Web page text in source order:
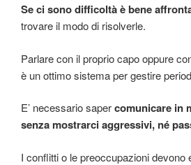
Se ci sono difficoltà è bene
trovare il modo di risolverle.
Parlare con il proprio capo oppure
è un ottimo sistema per gestire
E’ necessario sapercomunicare in
senza mostrarci aggressivi, né
I conflitti o le preoccupazioni devono